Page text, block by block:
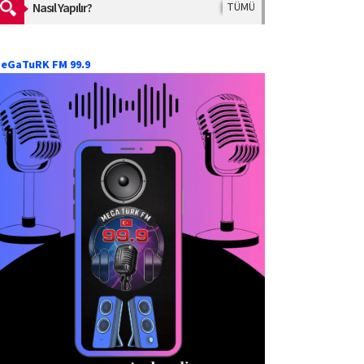
Nasıl Yapılır? TÜMÜ
FM 99.9